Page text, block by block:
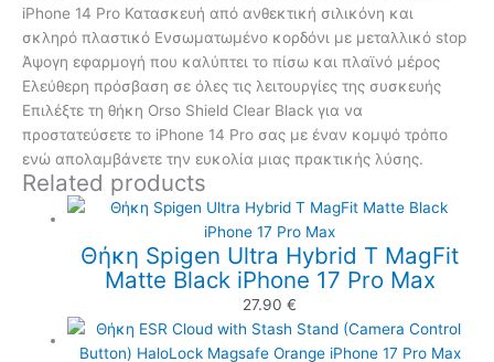
iPhone 14 Pro Κατασκευή από ανθεκτική σιλικόνη και
σκληρό πλαστικό Ενσωματωμένο κορδόνι με μεταλλικό stop
Άψογη εφαρμογή που καλύπτει το πίσω και πλαϊνό μέρος
Ελεύθερη πρόσβαση σε όλες τις λειτουργίες της συσκευής
Επιλέξτε τη θήκη Orso Shield Clear Black για να
προστατεύσετε το iPhone 14 Pro σας με έναν κομψό τρόπο
ενώ απολαμβάνετε την ευκολία μιας πρακτικής λύσης.
Related products
Θήκη Spigen Ultra Hybrid T MagFit
Matte Black iPhone 17 Pro Max
27.90€